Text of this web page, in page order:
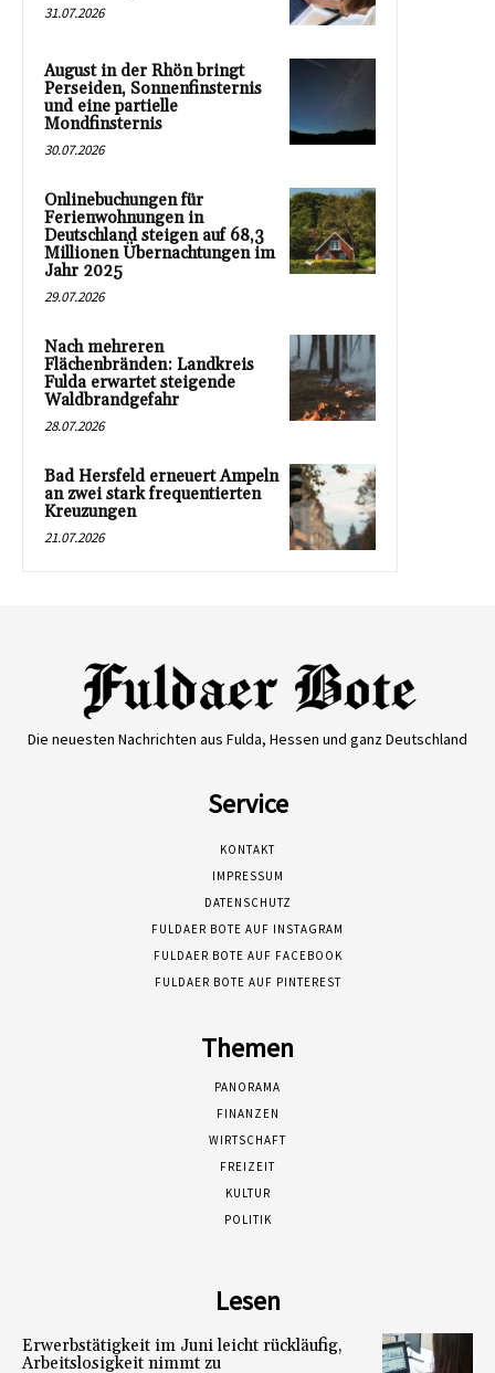
31.07.2026
August in der Rhön bringt
Perseiden, Sonnenfinsternis
und eine partielle
Mondfinsternis
30.07.2026
Onlinebuchungen für
Ferienwohnungen in
Deutschland steigen auf 68,3
Millionen Übernachtungen im
Jahr 2025
29.07.2026
Nach mehreren
Flächenbränden: Landkreis
Fulda erwartet steigende
Waldbrandgefahr
28.07.2026
Bad Hersfeld erneuert Ampeln
an zwei stark frequentierten
Kreuzungen
21.07.2026
Die neuesten Nachrichten aus Fulda, Hessen und ganz Deutschland
Service
KONTAKT
IMPRESSUM
DATENSCHUTZ
FULDAER BOTE AUF INSTAGRAM
FULDAER BOTE AUF FACEBOOK
FULDAER BOTE AUF PINTEREST
Themen
PANORAMA
FINANZEN
WIRTSCHAFT
FREIZEIT
KULTUR
POLITIK
Lesen
Erwerbstätigkeit im Juni leicht rückläufig,
Arbeitslosigkeit nimmt zu